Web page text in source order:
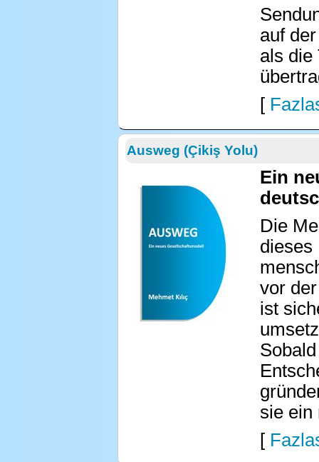
auf
als die
[
Ausweg (Çikiş Yolu)
Ein
Die
dieses
vor
ist
sie ein
[